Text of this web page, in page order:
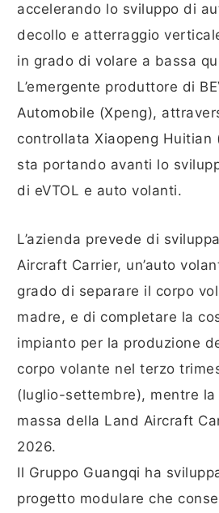
accelerando lo sviluppo di
decollo e atterraggio
in grado di volare a bassa
L’emergente produttore di
Automobile (Xpeng),
controllata Xiaopeng Huitian
sta portando avanti lo
di eVTOL e auto volanti.
L’azienda prevede di
Aircraft Carrier, un’auto
grado di separare il corpo
madre, e di completare la
impianto per la produzione
corpo volante nel terzo
(luglio-settembre), mentre
massa della Land Aircraft
2026.
Il Gruppo Guangqi ha
progetto modulare che